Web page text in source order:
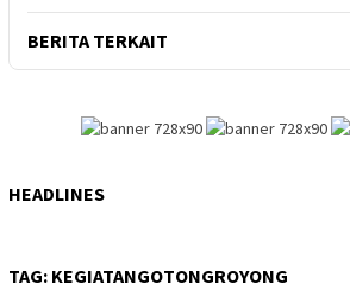
BERITA TERKAIT
HEADLINES
TAG: KEGIATANGOTONGROYONG